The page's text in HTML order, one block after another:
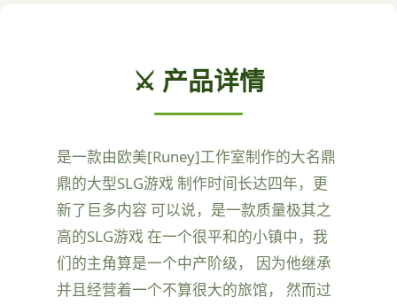
⚔️ 产品详情
是一款由欧美[Runey]工作室制作的大名鼎
鼎的大型SLG游戏 制作时间长达四年，更
新了巨多内容 可以说，是一款质量极其之
高的SLG游戏 在一个很平和的小镇中，我
们的主角算是一个中产阶级， 因为他继承
并且经营着一个不算很大的旅馆， 然而过